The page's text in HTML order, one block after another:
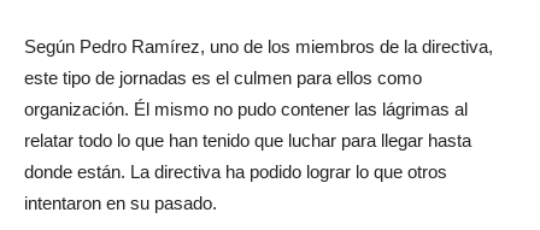
Según Pedro Ramírez, uno de los miembros de la directiva,
este tipo de jornadas es el culmen para ellos como
organización. Él mismo no pudo contener las lágrimas al
relatar todo lo que han tenido que luchar para llegar hasta
donde están. La directiva ha podido lograr lo que otros
intentaron en su pasado.